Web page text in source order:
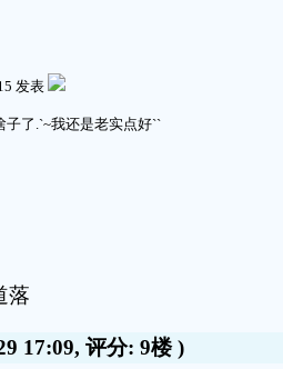
发表
子了.`~我还是老实点好``
落
17:09, 评分: 9楼)